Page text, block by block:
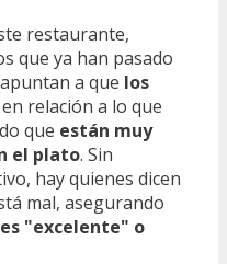
restaurante,
que ya han pasado
a que los
en relación a lo que
que están muy
el plato. Sin
hay quienes dicen
mal, asegurando
"excelente" o